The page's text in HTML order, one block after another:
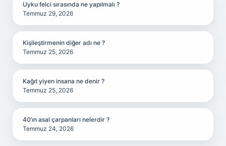
Uyku felci sırasında ne yapılmalı ?
Temmuz 29, 2026
Kişileştirmenin diğer adı ne ?
Temmuz 25, 2026
Kağıt yiyen insana ne denir ?
Temmuz 25, 2026
40’ın asal çarpanları nelerdir ?
Temmuz 24, 2026